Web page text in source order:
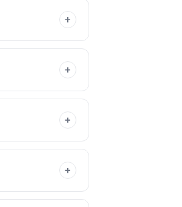
+
+
+
+